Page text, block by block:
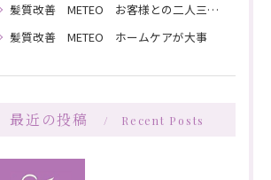
髪質改善 METEO お客様との二人三脚で髪を綺麗にしていく
髪質改善 METEO ホームケアが大事
最近の投稿 Recent Posts